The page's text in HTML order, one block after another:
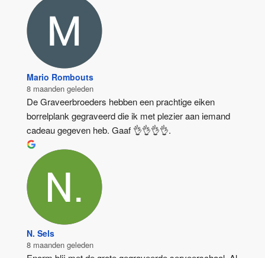
Mario Rombouts
8 maanden geleden
De Graveerbroeders hebben een prachtige eiken
borrelplank gegraveerd die ik met plezier aan iemand
cadeau gegeven heb. Gaaf 👌👌👌👌.
N. Sels
8 maanden geleden